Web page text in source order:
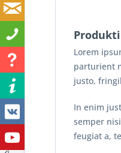
Lorem
parturient
justo,
In enim
semper
feugiat a,